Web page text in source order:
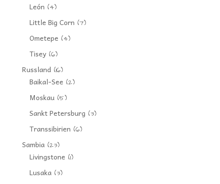
León (4)
Little Big Corn (7)
Ometepe (4)
Tisey(6)
Russland(16)
Baikal-See (2)
Moskau(5)
Sankt Petersburg (3)
Transsibirien (6)
Sambia(23)
Livingstone (1)
Lusaka(3)